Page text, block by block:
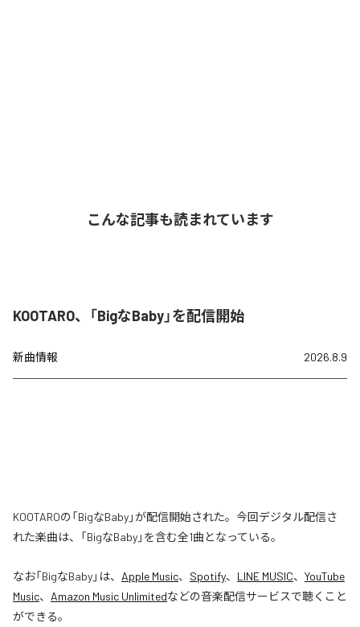
こんな記事も読まれています
KOOTARO、「BigなBaby」を配信開始
新曲情報 2026.8.9
KOOTAROの「BigなBaby」が配信開始された。今回デジタル配信さ
れた楽曲は、「BigなBaby」を含む全1曲となっている。
なお「BigなBaby」は、 Apple Music、 Spotify、 LINE MUSIC、 YouTube
Music、 Amazon Music Unlimitedなどの音楽配信サービスで聴くこと
ができる。